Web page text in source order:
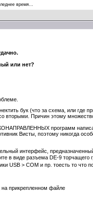
время...
или нет?
бук (что за схема, или где
вторыми. Причин этому
программ
Висты, поэтому никогда
интерфейс,
в виде разъема DE-9 торчащего
USB > COM и пр. тоесть то что
на прикрепленном файле